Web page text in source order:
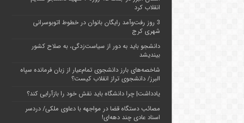
انقلاب کرد
3 روز رفت‌وآمد رایگان بانوان در خطوط اتوبوسرانی
شهری کرج
دانشجو باید به دور از سیاست‌زدگی، به صلاح کشور
بیندیشد
شاخصه‌های بارز دانشجوی تمام‌عیار از زبان فرمانده سپاه
البرز/ دانشجوی تراز انقلاب کیست؟
یادداشت| چرا دانشگاه باید نقش خود را بازآرایی کند؟
مصائب دستگاه قضا در مواجهه با دعاوی ملکی/ دردسر
اسناد عادی چند‌ دهه‌ای!